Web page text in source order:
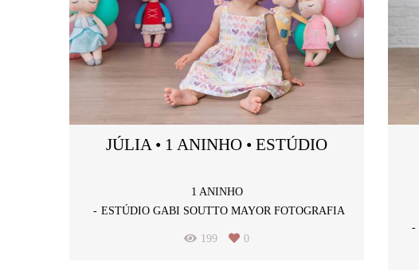
JÚLIA • 1 ANINHO • ESTÚDIO
1 ANINHO
ESTÚDIO GABI SOUTTO MAYOR FOTOGRAFIA
199 0